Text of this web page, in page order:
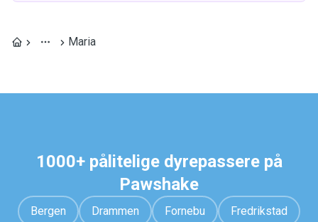
Maria
1000+ pålitelige dyrepassere på
Pawshake
Bergen Drammen Fornebu Fredrikstad